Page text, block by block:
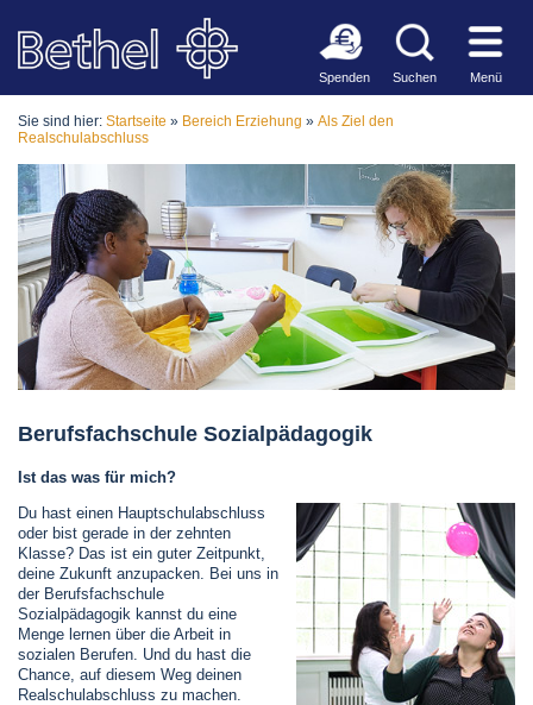
Spenden Suchen Menü
Sie sind hier: Startseite » Bereich Erziehung » Als Ziel den
Realschulabschluss
Berufsfachschule Sozialpädagogik
Ist das was für mich?
Du hast einen Hauptschulabschluss
oder bist gerade in der zehnten
Klasse? Das ist ein guter Zeitpunkt,
deine Zukunft anzupacken. Bei uns in
der Berufsfachschule
Sozialpädagogik kannst du eine
Menge lernen über die Arbeit in
sozialen Berufen. Und du hast die
Chance, auf diesem Weg deinen
Realschulabschluss zu machen.